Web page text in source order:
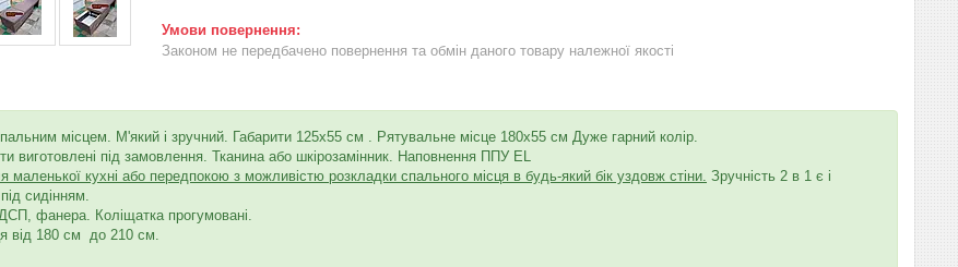
Законом не передбачено повернення та обмін даного товару належної якості
місцем. М'який і зручний. Габарити 125х55 см
. Рятувальне місце 180х55 см Дуже гарний колір.
виготовлені під замовлення. Тканина або шкірозамінник. Наповнення ППУ EL
маленької кухні або передпокою з можливістю розкладки спального місця в будь-який бік уздовж стіни. Зручність 2 в 1 є і
сидінням.
фанера. Коліщатка прогумовані.
від 180 см до 210 см.